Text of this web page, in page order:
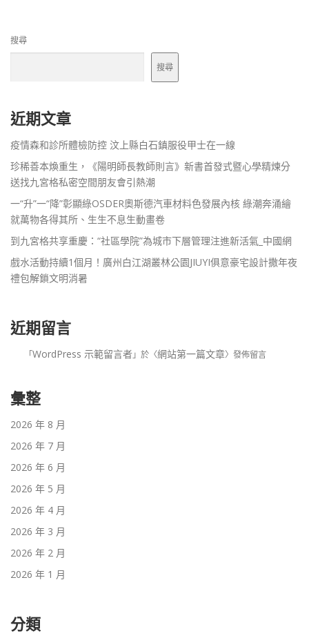
搜尋
搜尋
近期文章
疫情森和診所體檢防控 汶上縣白石鎮服役甲士在一線
珍稀善本煥重生，《陽明師長教師則言》新書首發式暨心學精煉分
送找九宮格私密空間朋友會引熱潮
一“升”一“降”彰顯綠OSDER奧斯德汽車材料色發展內核 綠潮奔涌繪
就萬物各得其所、生生不息生動畫卷
到九宮格共享重慶：“社區學院”為城市下層管理注進新活氣_中國網
戲水活動持續1個月！廣州白江湖叢林公園JIUYI俱意豪宅設計撒年夜
禮包解鎖文明消暑
近期留言
「WordPress 示範留言者」於〈網站第一篇文章〉發佈留言
彙整
2026 年 8 月
2026 年 7 月
2026 年 6 月
2026 年 5 月
2026 年 4 月
2026 年 3 月
2026 年 2 月
2026 年 1 月
分類